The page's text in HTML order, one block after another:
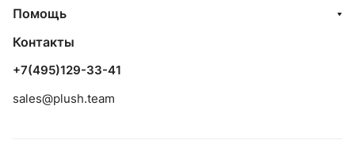
Помощь
Контакты
+7(495)129-33-41
sales@plush.team